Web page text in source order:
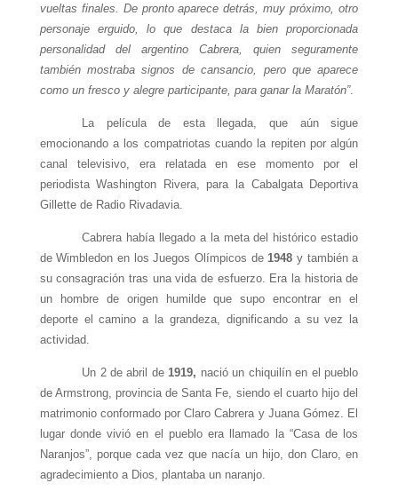
vueltas finales. De pronto aparece detrás, muy próximo, otro
personaje erguido, lo que destaca la bien proporcionada
personalidad del argentino Cabrera, quien seguramente
también mostraba signos de cansancio, pero que aparece
como un fresco y alegre participante, para ganar la Maratón”.
La película de esta llegada, que aún sigue
emocionando a los compatriotas cuando la repiten por algún
canal televisivo, era relatada en ese momento por el
periodista Washington Rivera, para la Cabalgata Deportiva
Gillette de Radio Rivadavia.
Cabrera había llegado a la meta del histórico estadio
de Wimbledon en los Juegos Olímpicos de 1948 y también a
su consagración tras una vida de esfuerzo. Era la historia de
un hombre de origen humilde que supo encontrar en el
deporte el camino a la grandeza, dignificando a su vez la
actividad.
Un 2 de abril de 1919, nació un chiquilín en el pueblo
de Armstrong, provincia de Santa Fe, siendo el cuarto hijo del
matrimonio conformado por Claro Cabrera y Juana Gómez. El
lugar donde vivió en el pueblo era llamado la “Casa de los
Naranjos”, porque cada vez que nacía un hijo, don Claro, en
agradecimiento a Dios, plantaba un naranjo.